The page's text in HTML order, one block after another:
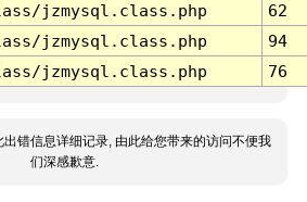
jzmysql.class.php
62
jzmysql.class.php
94
jzmysql.class.php 76
出错信息详细记录, 由此给您带来的访问不便我
们深感歉意.